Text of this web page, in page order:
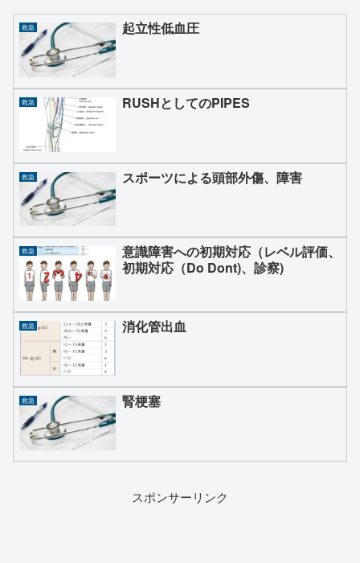
救急 起立性低血圧
救急 RUSHとしてのPIPES
救急 スポーツによる頭部外傷、障害
救急
意識障害への初期対応（レベル評価、
初期対応（Do Dont)、診察)
救急 消化管出血
救急 腎梗塞
スポンサーリンク